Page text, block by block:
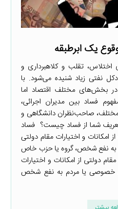
یک ابرطبقه
تقلب و کلاهبرداری و
نفتی زیاد شنیده می‌شود. با
بخش‌های مختلف اقتصاد اما
فساد بین مدیران اجرائی،
صاحب‌نظران دانشگاهی و
شما از فساد چیست؟ فساد
امکانات و اختیارات مقام دولتی
به نفع شخص، گروه یا حزب خاص
دولتی از امکانات و اختیارات
خصوصی یا مردم به نفع شخص